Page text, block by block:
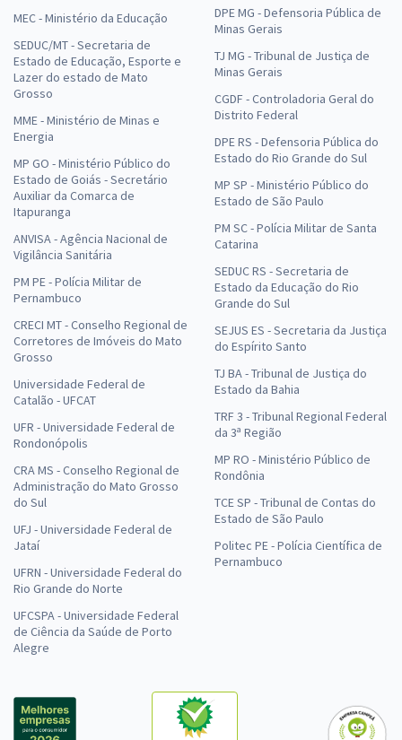
MEC - Ministério da Educação
SEDUC/MT - Secretaria de
Estado de Educação, Esporte e
Lazer do estado de Mato
Grosso
MME - Ministério de Minas e
Energia
MP GO - Ministério Público do
Estado de Goiás - Secretário
Auxiliar da Comarca de
Itapuranga
ANVISA - Agência Nacional de
Vigilância Sanitária
PM PE - Polícia Militar de
Pernambuco
CRECI MT - Conselho Regional de
Corretores de Imóveis do Mato
Grosso
Universidade Federal de
Catalão - UFCAT
UFR - Universidade Federal de
Rondonópolis
CRA MS - Conselho Regional de
Administração do Mato Grosso
do Sul
UFJ - Universidade Federal de
Jataí
UFRN - Universidade Federal do
Rio Grande do Norte
UFCSPA - Universidade Federal
de Ciência da Saúde de Porto
Alegre
DPE MG - Defensoria Pública de
Minas Gerais
TJ MG - Tribunal de Justiça de
Minas Gerais
CGDF - Controladoria Geral do
Distrito Federal
DPE RS - Defensoria Pública do
Estado do Rio Grande do Sul
MP SP - Ministério Público do
Estado de São Paulo
PM SC - Polícia Militar de Santa
Catarina
SEDUC RS - Secretaria de
Estado da Educação do Rio
Grande do Sul
SEJUS ES - Secretaria da Justiça
do Espírito Santo
TJ BA - Tribunal de Justiça do
Estado da Bahia
TRF 3 - Tribunal Regional Federal
da 3ª Região
MP RO - Ministério Público de
Rondônia
TCE SP - Tribunal de Contas do
Estado de São Paulo
Politec PE - Polícia Científica de
Pernambuco